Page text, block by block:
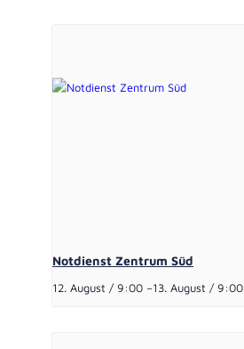
Notdienst Zentrum Süd
12. August / 9:00 –13. August / 9:00